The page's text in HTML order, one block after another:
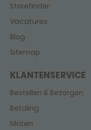
Storefinder
Vacatures
Blog
Sitemap
KLANTENSERVICE
Bestellen & Bezorgen
Betaling
Maten